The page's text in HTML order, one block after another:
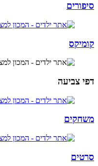
סיפורים
קומיקס
דפי צביעה​
משחקים​
סרטים